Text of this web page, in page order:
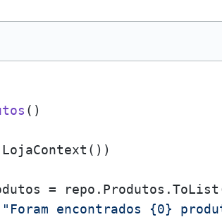
()
=
"Foram encontrados {0}